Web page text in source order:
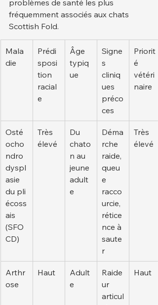
problèmes de santé les plus
fréquemment associés aux chats
Scottish Fold.
Mala
die
Prédi
sposi
tion
racial
e
Âge
typiq
ue
Signe
s
cliniq
ues
préco
ces
Priorit
é
vétéri
naire
Osté
ocho
ndro
dyspl
asie
du pli
écoss
ais
(SFO
CD)
Très
élevé
Du
chato
n au
jeune
adult
e
Déma
rche
raide,
queu
e
racco
urcie,
rétice
nce à
saute
r
Très
élevé
Arthr
ose
Haut
Adult
e
Raide
ur
articul
Haut